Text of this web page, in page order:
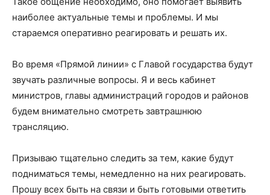
наиболее актуальные темы и проблемы. И мы
стараемся оперативно реагировать и решать их.
Во время «Прямой линии» с Главой государства будут
звучать различные вопросы. Я и весь кабинет
министров, главы администраций городов и районов
будем внимательно смотреть завтрашнюю
трансляцию.
Призываю тщательно следить за тем, какие будут
подниматься темы, немедленно на них реагировать.
Прошу всех быть на связи и быть готовыми ответить